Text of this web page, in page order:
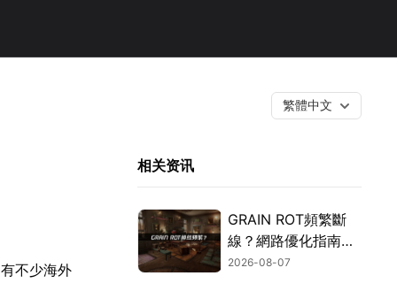
繁體中文
不少海外
相关资讯
GRAIN ROT頻繁斷
線？網路優化指南一
次搞定！
2026-08-07